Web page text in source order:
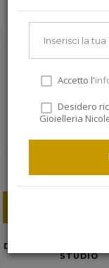
DANIEL WELLINGTON
STUDIO
Accetto l'
Desidero
Gioielleria